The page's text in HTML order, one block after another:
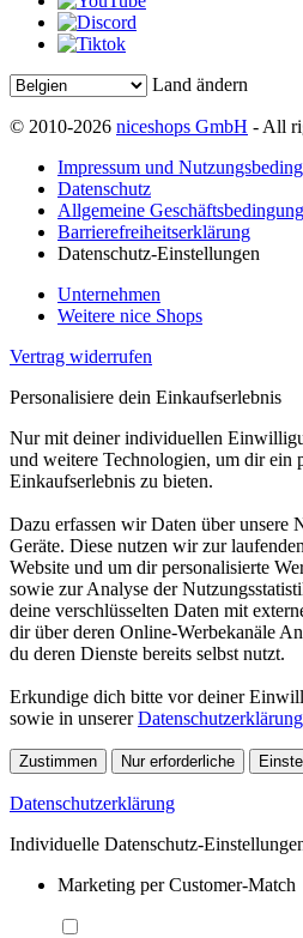
Land ändern
© 2010-2026 niceshops GmbH - All
Impressum und
Datenschutz
Allgemeine
Barrierefreiheitserklärung
Datenschutz-Einstellungen
Unternehmen
Weitere nice Shops
Vertrag widerrufen
Personalisiere dein Einkaufserlebnis
Nur mit deiner individuellen
und weitere Technologien, um dir ein
Einkaufserlebnis zu bieten.
Dazu erfassen wir Daten über unsere
Geräte. Diese nutzen wir zur
Website und um dir personalisierte
sowie zur Analyse der
deine verschlüsselten Daten mit
dir über deren Online-Werbekanäle
du deren Dienste bereits selbst nutzt.
Erkundige dich bitte vor deiner
sowie in unsererDatenschutzerklärung
Zustimmen Nur erforderliche
Datenschutzerklärung
Individuelle Datenschutz-
Marketing per Customer-Match